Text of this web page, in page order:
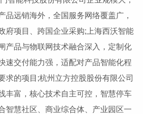
品远销海外，全国服务网络覆盖广，
府项目、跨国企业采购;上海西沃智能
产品与物联网技术融合深入，定制化
速交付能力强，适配对产品智能化程
求的项目;杭州立方控股股份有限公司
丰富，核心技术自主可控，智慧停车
智慧社区、商业综合体、产业园区一